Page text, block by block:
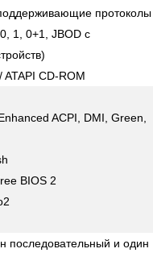
протоколы
1, 0+1, JBOD с
CD-ROM
ACPI, DMI, Green,
BIOS 2
последовательный и один